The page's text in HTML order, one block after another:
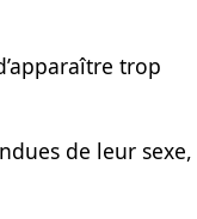
trop
de leur sexe,